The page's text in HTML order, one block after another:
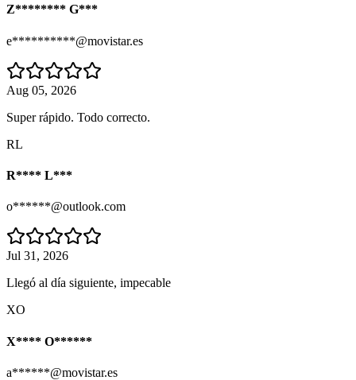
Z******** G***
e**********@movistar.es
Aug 05, 2026
Super rápido. Todo correcto.
RL
R**** L***
o******@outlook.com
Jul 31, 2026
Llegó al día siguiente, impecable
XO
X**** O******
a******@movistar.es